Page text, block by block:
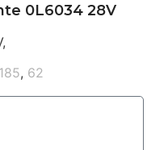
0L6034 28V
185, 62